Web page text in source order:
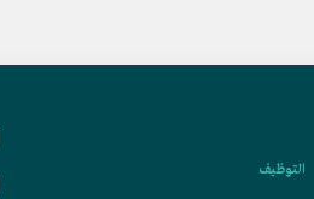
التوظيف